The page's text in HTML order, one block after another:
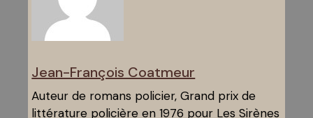
Jean-François Coatmeur
Auteur de romans policier, Grand prix de
littérature policière en 1976 pour Les Sirènes